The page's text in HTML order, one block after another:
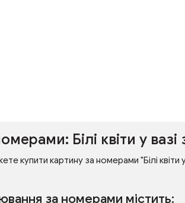
Білі квіти у
купити картину за номерами "Білі
за номерами містить: